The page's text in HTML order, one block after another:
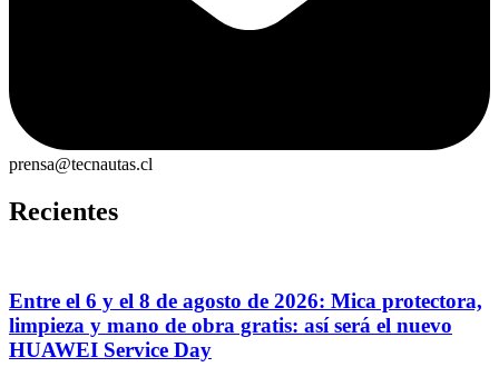
prensa@tecnautas.cl
Recientes
Entre el 6 y el 8 de agosto de 2026: Mica protectora,
limpieza y mano de obra gratis: así será el nuevo
HUAWEI Service Day